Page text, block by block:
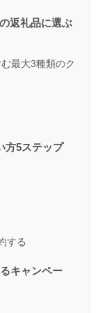
返礼品に選ぶ
最大3種類のク
方5ステップ
する
キャンペー